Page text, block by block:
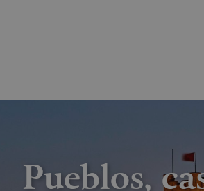
Pueblos,